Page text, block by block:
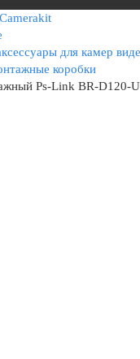
для камер
коробки
Ps-Link BR-D120-U